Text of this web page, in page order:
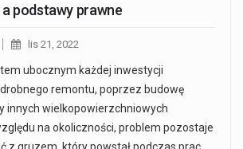
podstawy prawne
lis 21, 2022
ubocznym każdej inwestycji
remontu, poprzez budowę
innych wielkopowierzchniowych
na okoliczności, problem pozostaje